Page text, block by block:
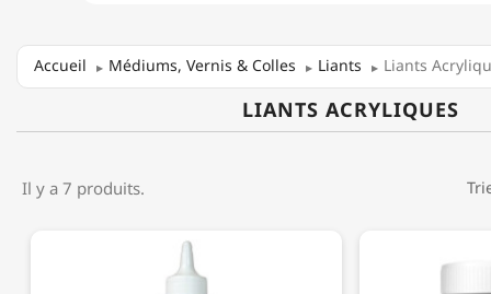
Accueil Médiums, Vernis & Colles Liants Liants
LIANTS ACRYLIQUES
Il y a 7 produits.